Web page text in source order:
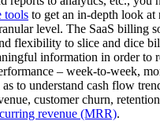
tools to get an in-depth look at
level. The SaaS billing
flexibility to slice and dice
information in order to
– week-to-week,
to understand cash flow
customer churn,
revenue (MRR).